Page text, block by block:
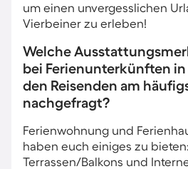
um einen unvergesslichen
Vierbeiner zu erleben!
Welche
bei Ferienunterkünften
den Reisenden am
nachgefragt?
Ferienwohnung und
haben euch einiges zu
Terrassen/Balkons und